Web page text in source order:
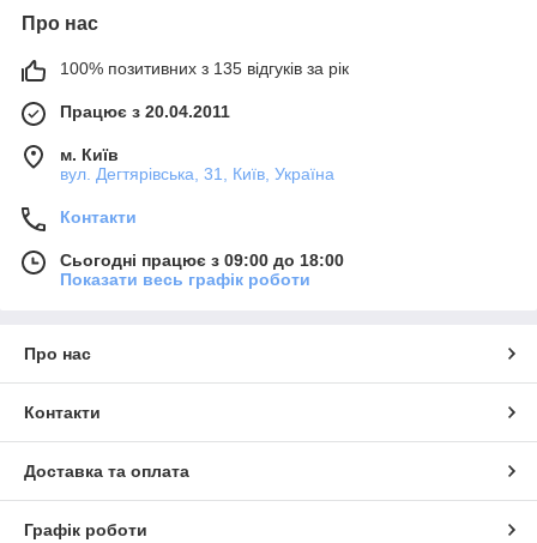
Про нас
100% позитивних з 135 відгуків за рік
Працює з 20.04.2011
м. Київ
вул. Дегтярівська, 31, Київ, Україна
Контакти
Сьогодні працює з 09:00 до 18:00
Показати весь графік роботи
Про нас
Контакти
Доставка та оплата
Графік роботи